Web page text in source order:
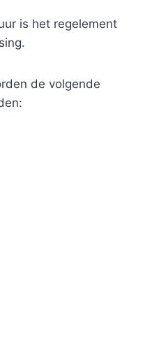
is het regelement
de volgende